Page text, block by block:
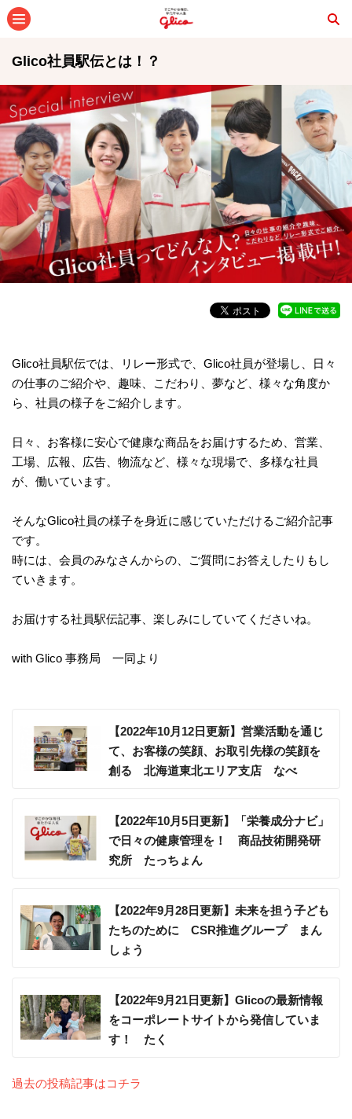
Glico社員駅伝とは！？
Glico社員駅伝では、リレー形式で、Glico社員が登場し、日々
の仕事のご紹介や、趣味、こだわり、夢など、様々な角度か
ら、社員の様子をご紹介します。
日々、お客様に安心で健康な商品をお届けするため、営業、
工場、広報、広告、物流など、様々な現場で、多様な社員
が、働いています。
そんなGlico社員の様子を身近に感じていただけるご紹介記事
です。
時には、会員のみなさんからの、ご質問にお答えしたりもし
ていきます。
お届けする社員駅伝記事、楽しみにしていてくださいね。
with Glico 事務局 一同より
【2022年10月12日更新】営業活動を通じ
て、お客様の笑顔、お取引先様の笑顔を
創る 北海道東北エリア支店 なべ
【2022年10月5日更新】「栄養成分ナビ」
で日々の健康管理を！ 商品技術開発研
究所 たっちょん
【2022年9月28日更新】未来を担う子ども
たちのために CSR推進グループ まん
しょう
【2022年9月21日更新】Glicoの最新情報
をコーポレートサイトから発信していま
す！ たく
過去の投稿記事はコチラ